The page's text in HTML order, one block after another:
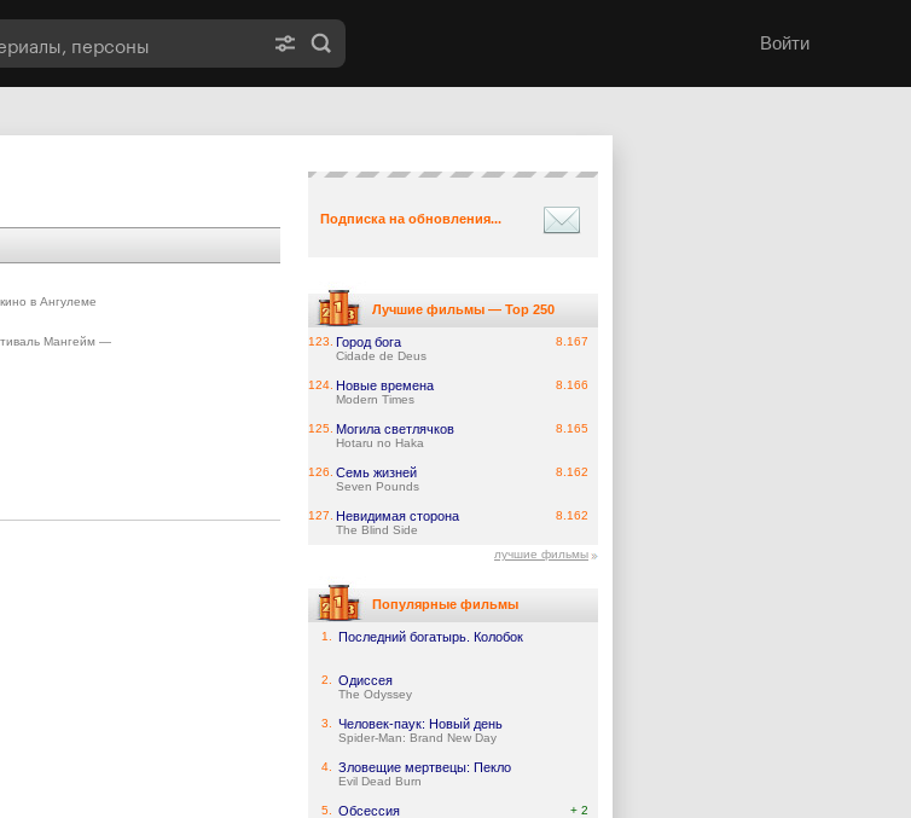
Войти
в Ангулеме
Мангейм —
Подписка на обновления...
Лучшие фильмы — Top 250
123. Город бога
Cidade de Deus
8.167
124. Новые времена
Modern Times
8.166
125. Могила светлячков
Hotaru no Haka
8.165
126. Семь жизней
Seven Pounds
8.162
127. Невидимая сторона
The Blind Side
8.162
лучшие фильмы
Популярные фильмы
1. Последний богатырь. Колобок
2. Одиссея
The Odyssey
3. Человек-паук: Новый день
Spider-Man: Brand New Day
4. Зловещие мертвецы: Пекло
Evil Dead Burn
5. Обсессия + 2